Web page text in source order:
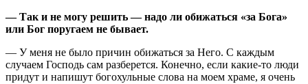
— Так и не могу решить — надо ли обижаться «за Бога»
или Бог поругаем не бывает.
— У меня не было причин обижаться за Него. С каждым
случаем Господь сам разберется. Конечно, если какие-то люди
придут и напишут богохульные слова на моем храме, я очень